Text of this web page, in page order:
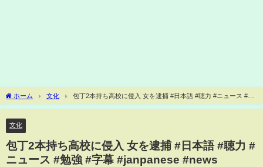
ホーム 文化
包丁2本持ち高校に侵入 女を逮捕 #日本語 #聴力 #ニュース #勉
強 #字幕 #janpanese #news #listening
文化
包丁2本持ち高校に侵入 女を逮捕 #日本語 #聴力 #
ニュース #勉強 #字幕 #janpanese #news